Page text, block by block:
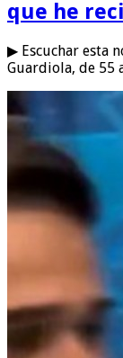
que he
▶ Escuchar esta
Guardiola, de 55